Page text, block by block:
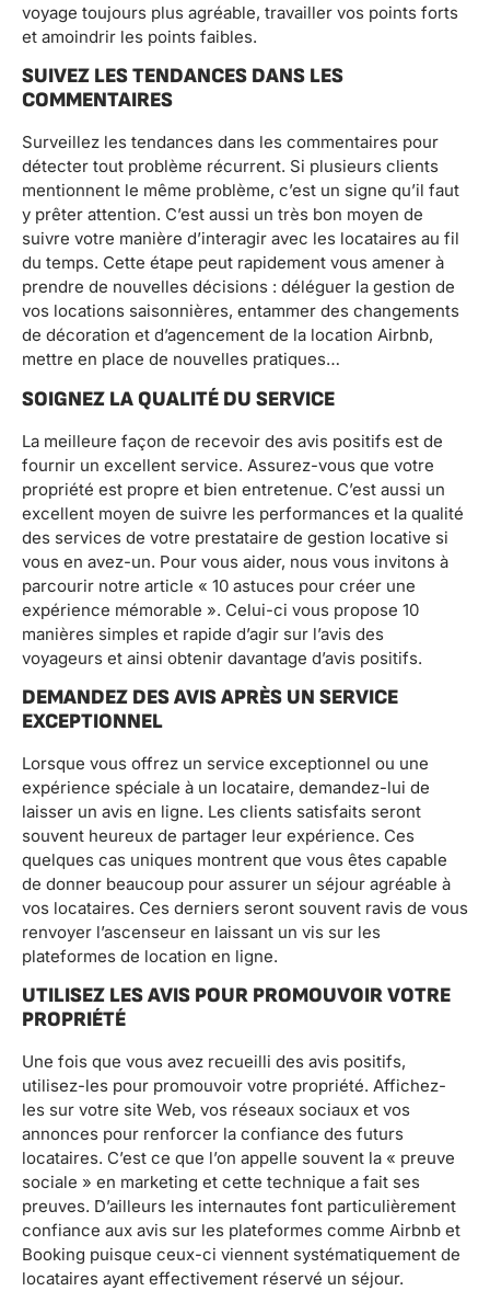
voyage toujours plus agréable, travailler vos points forts
et amoindrir les points faibles.
SUIVEZ LES TENDANCES DANS LES
COMMENTAIRES
Surveillez les tendances dans les commentaires pour
détecter tout problème récurrent. Si plusieurs clients
mentionnent le même problème, c’est un signe qu’il faut
y prêter attention. C’est aussi un très bon moyen de
suivre votre manière d’interagir avec les locataires au fil
du temps. Cette étape peut rapidement vous amener à
prendre de nouvelles décisions : déléguer la gestion de
vos locations saisonnières, entammer des changements
de décoration et d’agencement de la location Airbnb,
mettre en place de nouvelles pratiques…
SOIGNEZ LA QUALITÉ DU SERVICE
La meilleure façon de recevoir des avis positifs est de
fournir un excellent service. Assurez-vous que votre
propriété est propre et bien entretenue. C’est aussi un
excellent moyen de suivre les performances et la qualité
des services de votre prestataire de gestion locative si
vous en avez-un. Pour vous aider, nous vous invitons à
parcourir notre article « 10 astuces pour créer une
expérience mémorable ». Celui-ci vous propose 10
manières simples et rapide d’agir sur l’avis des
voyageurs et ainsi obtenir davantage d’avis positifs.
DEMANDEZ DES AVIS APRÈS UN SERVICE
EXCEPTIONNEL
Lorsque vous offrez un service exceptionnel ou une
expérience spéciale à un locataire, demandez-lui de
laisser un avis en ligne. Les clients satisfaits seront
souvent heureux de partager leur expérience. Ces
quelques cas uniques montrent que vous êtes capable
de donner beaucoup pour assurer un séjour agréable à
vos locataires. Ces derniers seront souvent ravis de vous
renvoyer l’ascenseur en laissant un vis sur les
plateformes de location en ligne.
UTILISEZ LES AVIS POUR PROMOUVOIR VOTRE
PROPRIÉTÉ
Une fois que vous avez recueilli des avis positifs,
utilisez-les pour promouvoir votre propriété. Affichez-
les sur votre site Web, vos réseaux sociaux et vos
annonces pour renforcer la confiance des futurs
locataires. C’est ce que l’on appelle souvent la « preuve
sociale » en marketing et cette technique a fait ses
preuves. D’ailleurs les internautes font particulièrement
confiance aux avis sur les plateformes comme Airbnb et
Booking puisque ceux-ci viennent systématiquement de
locataires ayant effectivement réservé un séjour.